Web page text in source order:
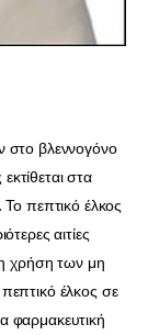
στο βλεννογόνο
στα
Το πεπτικό έλκος
αιτίες
χρήση των μη
έλκος σε
φαρμακευτική